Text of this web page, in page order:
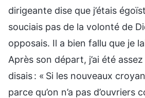
dirigeante dise que j’étais
souciais pas de la volonté de
opposais. Il a bien fallu que je
Après son départ, j’ai été
disais : « Si les nouveaux
parce qu’on n’a pas d’ouvriers